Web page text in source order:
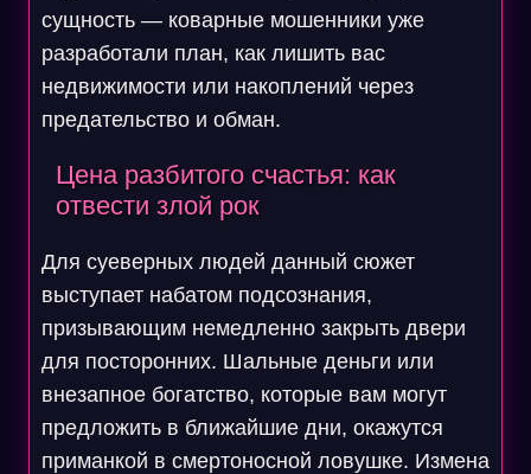
сущность — коварные мошенники уже
разработали план, как лишить вас
недвижимости или накоплений через
предательство и обман.
Цена разбитого счастья: как
отвести злой рок
Для суеверных людей данный сюжет
выступает набатом подсознания,
призывающим немедленно закрыть двери
для посторонних. Шальные деньги или
внезапное богатство, которые вам могут
предложить в ближайшие дни, окажутся
приманкой в смертоносной ловушке. Измена